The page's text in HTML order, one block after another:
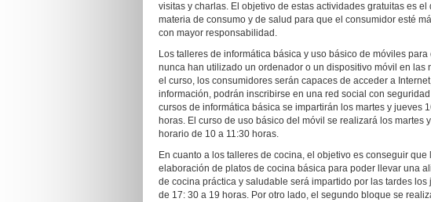
visitas y charlas. El objetivo de estas actividades gratuitas es
materia de consumo y de salud para que el consumidor esté
con mayor responsabilidad.
Los talleres de informática básica y uso básico de móviles
nunca han utilizado un ordenador o un dispositivo móvil en
el curso, los consumidores serán capaces de acceder a
información, podrán inscribirse en una red social con
cursos de informática básica se impartirán los martes y jueves
horas. El curso de uso básico del móvil se realizará los martes
horario de 10 a 11:30 horas.
En cuanto a los talleres de cocina, el objetivo es conseguir
elaboración de platos de cocina básica para poder llevar una
de cocina práctica y saludable será impartido por las tardes
de 17: 30 a 19 horas. Por otro lado, el segundo bloque se